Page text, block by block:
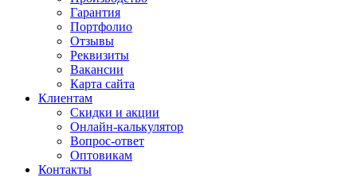
Гарантия
Портфолио
Отзывы
Реквизиты
Вакансии
Карта сайта
Клиентам
Скидки и акции
Онлайн-калькулятор
Вопрос-ответ
Оптовикам
Контакты